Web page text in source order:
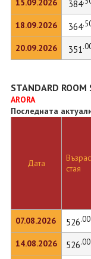
15.09.2026
18.09.2026
20.09.2026
384
364
351
STANDARD ROOM
ARORA
Последната
Дата
07.08.2026
14.08.2026
стая
526.00
526.00